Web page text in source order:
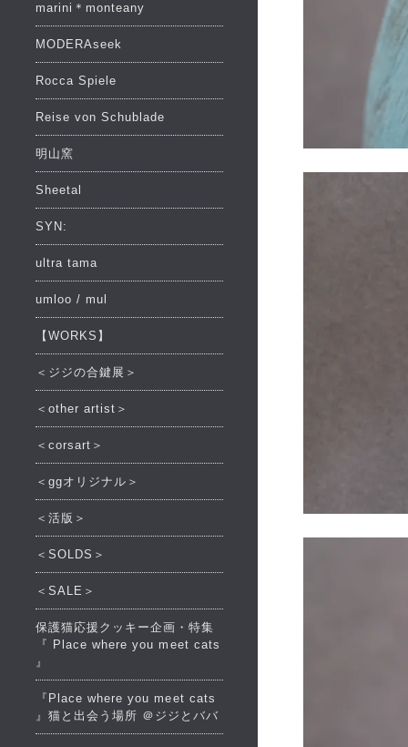
marini＊monteany
MODERAseek
Rocca Spiele
Reise von Schublade
明山窯
Sheetal
SYN:
ultra tama
umloo / mul
【WORKS】
＜ジジの合鍵展＞
＜other artist＞
＜corsart＞
＜ggオリジナル＞
＜活版＞
＜SOLDS＞
＜SALE＞
保護猫応援クッキー企画・特集
『 Place where you meet cats
』
『Place where you meet cats
』猫と出会う場所 ＠ジジとババ